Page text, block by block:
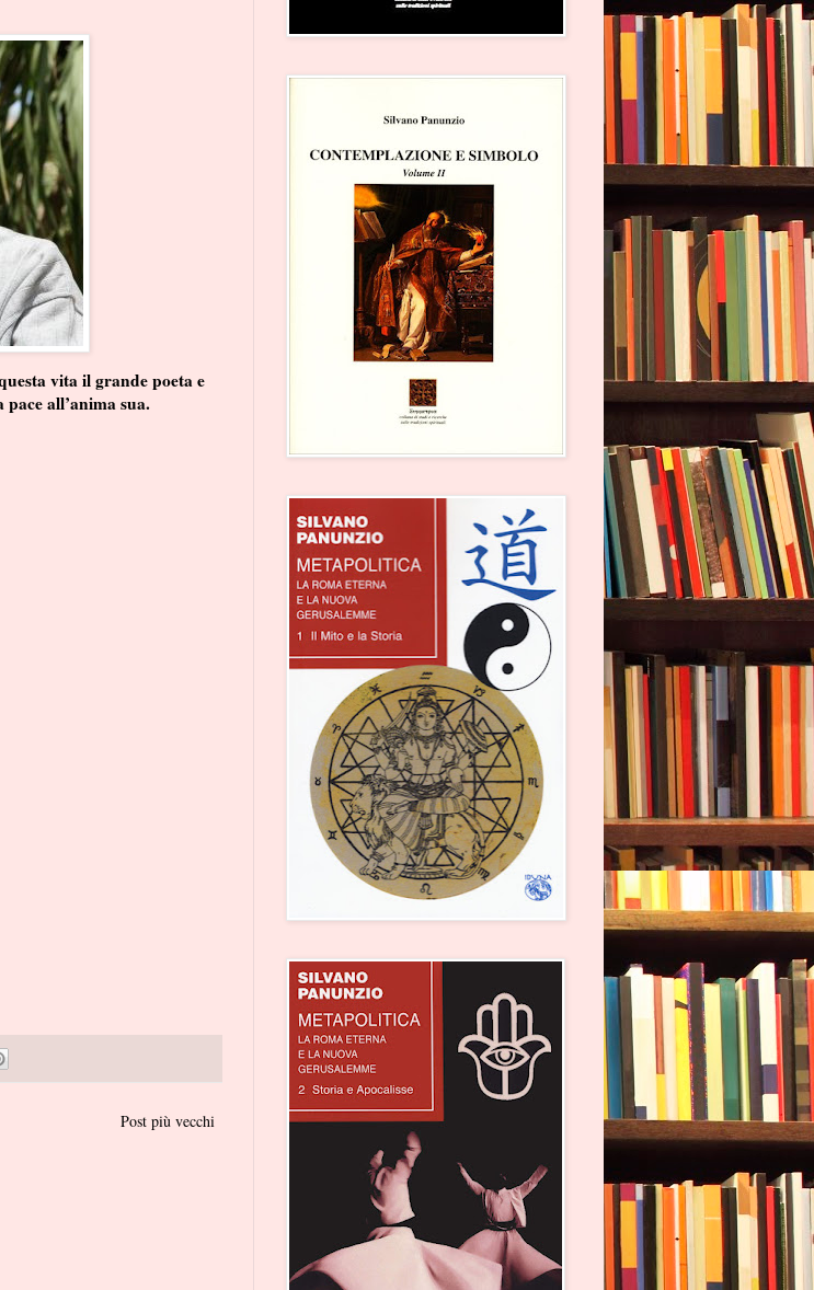
vita il grande poeta e
all’anima sua.
Post più vecchi